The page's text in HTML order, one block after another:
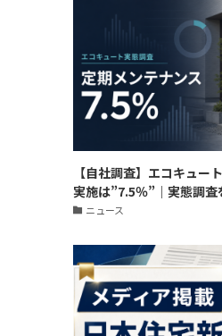
【自社調査】エコキュー
実施は”7.5％”｜実態調査
ニュース